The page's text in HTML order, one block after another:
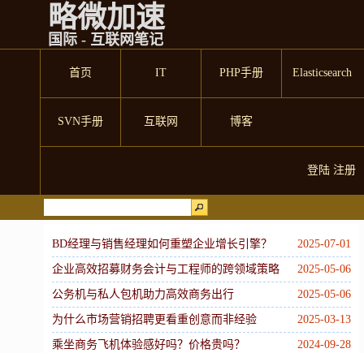
略微加速
国际 - 互联网笔记
首页 IT PHP手册 Elasticsearch
SVN手册 互联网 博客
登陆 注册
2025-07-01
BD经理与销售经理如何重塑企业增长引擎？
2025-05-06
企业高效招募财务会计与工程师的跨领域策略
2025-05-06
公务机与私人包机助力高效商务出行
2025-03-13
为什么市场营销招聘更看重创意而非经验
2024-09-28
乘坐商务飞机体验感好吗？价格贵吗？